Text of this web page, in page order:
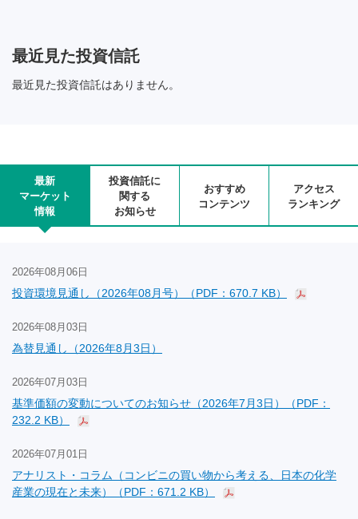
最近見た投資信託
最近見た投資信託はありません。
最新
マーケット
情報
投資信託に
関する
お知らせ
おすすめ
コンテンツ
アクセス
ランキング
2026年08月06日
投資環境見通し（2026年08月号）（PDF：670.7 KB）
2026年08月03日
為替見通し（2026年8月3日）
2026年07月03日
基準価額の変動についてのお知らせ（2026年7月3日）（PDF：
232.2 KB）
2026年07月01日
アナリスト・コラム（コンビニの買い物から考える、日本の化学
産業の現在と未来）（PDF：671.2 KB）